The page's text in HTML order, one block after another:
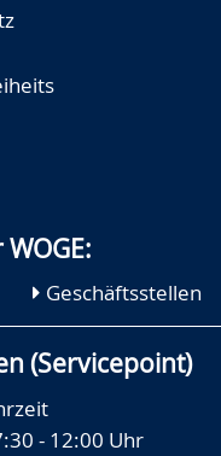
Geschäftsstellen
(Servicepoint)
- 12:00 Uhr